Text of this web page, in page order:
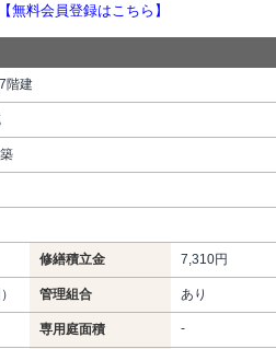
【無料会員登録はこちら】
階建
修繕積立金 7,310円
管理組合 あり
専用庭面積 -